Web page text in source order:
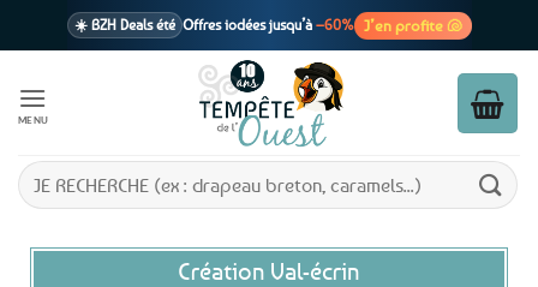
☀️ BZH Deals été Offres iodées jusqu’à –60% J’en profite 🐚
1 cadeau offertdès 39€ d’achats
En point relais dès 3,95€ seulement
MENU
Recherche
pour :
Création Val-écrin